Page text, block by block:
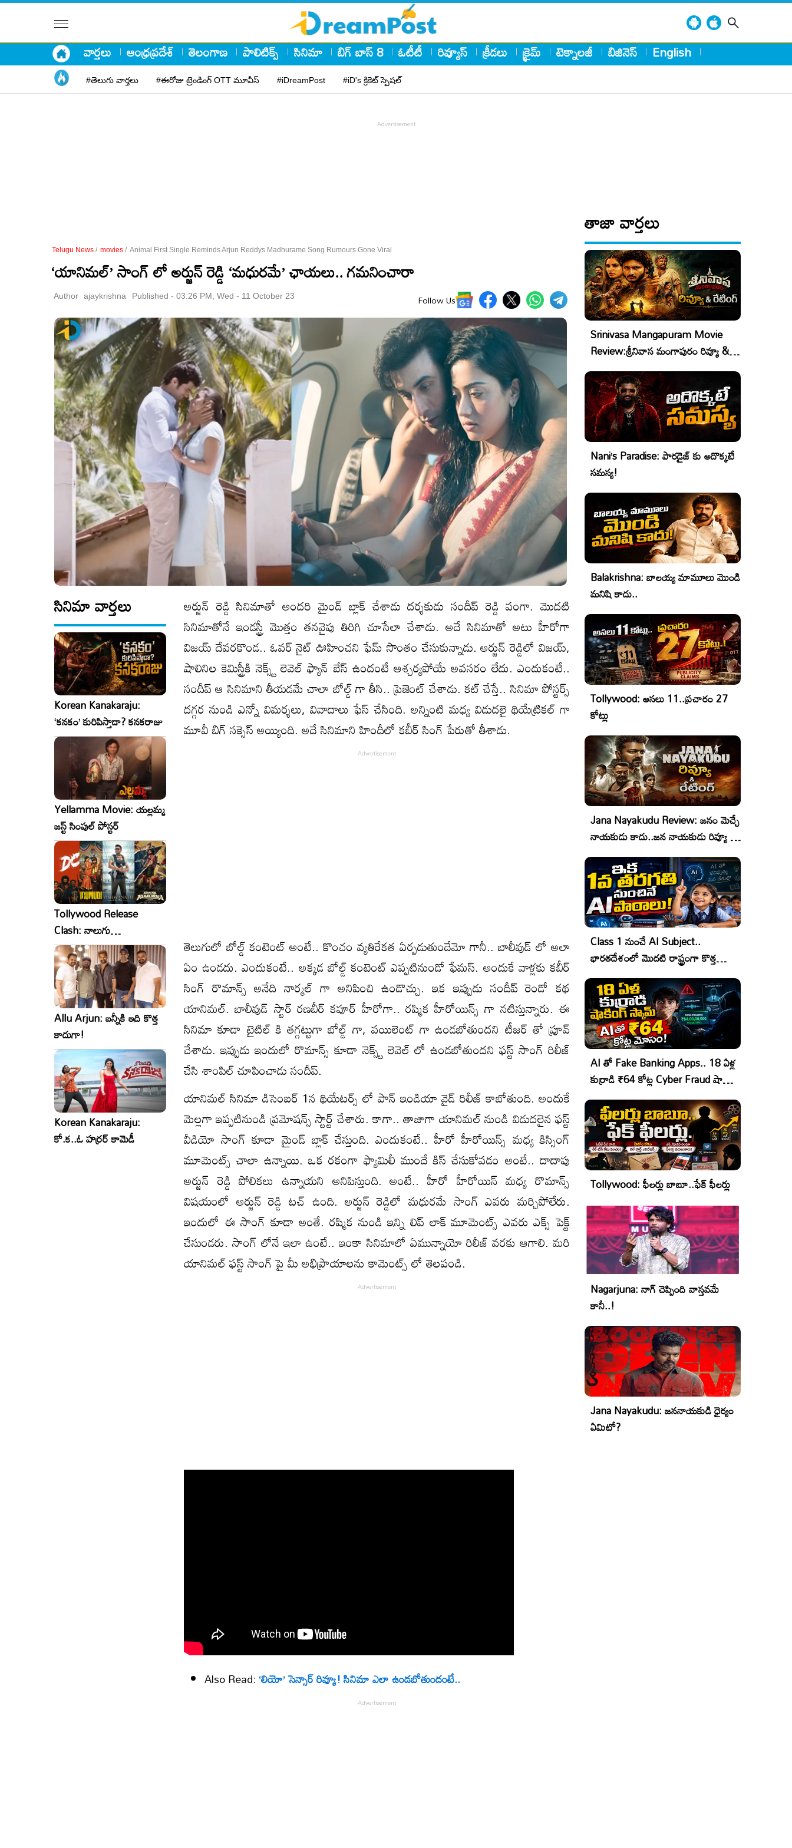
వార్తలు ఆంధ్రప్రదేశ్ తెలంగాణ పాలిటిక్స్ సినిమా బిగ్ బాస్ 8 ఓటీటీ రివ్యూస్ క్రీడలు క్రైమ్ టెక్నాలజీ బిజినెస్ English
#తెలుగు వార్తలు #ఈరోజు ట్రెండింగ్ OTT మూవీస్ #iDreamPost #iD's క్రికెట్ స్పెషల్
Telugu News / movies / Animal First Single Reminds Arjun Reddys Madhurame Song Rumours Gone Viral
‘యానిమల్’ సాంగ్ లో అర్జున్ రెడ్డి ‘మధురమే’ ఛాయలు.. గమనించారా
Author ajaykrishna Published - 03:26 PM, Wed - 11 October 23 Follow Us
సినిమా వార్తలు
Korean Kanakaraju:
‘కనకం’ కురిపిస్తాడా? కనకరాజు
Yellamma Movie: యల్లమ్మ
జస్ట్ సింపుల్ పోస్టర్
Tollywood Release
Clash: నాలుగు
సినిమాలు..ఒకేసారి..ఎందుకో?
Allu Arjun: బన్నీకి ఇది కొత్త
కాదుగా!
Korean Kanakaraju:
కో.క..ఓ హర్రర్ కామెడీ
అర్జున్ రెడ్డి సినిమాతో అందరి మైండ్ బ్లాక్ చేశాడు దర్శకుడు సందీప్ రెడ్డి వంగా. మొదటి
సినిమాతోనే ఇండస్ట్రీ మొత్తం తనవైపు తిరిగి చూసేలా చేశాడు. అదే సినిమాతో అటు హీరోగా
విజయ్ దేవరకొండ.. ఓవర్ నైట్ ఊహించని ఫేమ్ సొంతం చేసుకున్నాడు. అర్జున్ రెడ్డిలో విజయ్,
షాలినిల కెమిస్ట్రీకి నెక్స్ట్ లెవెల్ ఫ్యాన్ బేస్ ఉందంటే ఆశ్చర్యపోయే అవసరం లేదు. ఎందుకంటే..
సందీప్ ఆ సినిమాని తీయడమే చాలా బోల్డ్ గా తీసి.. ప్రెజెంట్ చేశాడు. కట్ చేస్తే.. సినిమా పోస్టర్స్
దగ్గర నుండి ఎన్నో విమర్శలు, వివాదాలు ఫేస్ చేసింది. అన్నింటి మధ్య విడుదలై థియేట్రికల్ గా
మూవీ బిగ్ సక్సెస్ అయ్యింది. అదే సినిమాని హిందీలో కబీర్ సింగ్ పేరుతో తీశాడు.
తెలుగులో బోల్డ్ కంటెంట్ అంటే.. కొంచం వ్యతిరేకత ఏర్పడుతుందేమో గానీ.. బాలీవుడ్ లో అలా
ఏం ఉండదు. ఎందుకంటే.. అక్కడ బోల్డ్ కంటెంట్ ఎప్పటినుండో ఫేమస్. అందుకే వాళ్లకు కబీర్
సింగ్ రొమాన్స్ అనేది నార్మల్ గా అనిపించి ఉండొచ్చు. ఇక ఇప్పుడు సందీప్ రెండో కథ
యానిమల్. బాలీవుడ్ స్టార్ రణబీర్ కపూర్ హీరోగా.. రష్మిక హీరోయిన్స్ గా నటిస్తున్నారు. ఈ
సినిమా కూడా టైటిల్ కి తగ్గట్టుగా బోల్డ్ గా, వయిలెంట్ గా ఉండబోతుందని టీజర్ తో ప్రూవ్
చేశాడు. ఇప్పుడు ఇందులో రొమాన్స్ కూడా నెక్స్ట్ లెవెల్ లో ఉండబోతుందని ఫస్ట్ సాంగ్ రిలీజ్
చేసి శాంపిల్ చూపించాడు సందీప్.
యానిమల్ సినిమా డిసెంబర్ 1న థియేటర్స్ లో పాన్ ఇండియా వైడ్ రిలీజ్ కాబోతుంది. అందుకే
మెల్లగా ఇప్పటినుండి ప్రమోషన్స్ స్టార్ట్ చేశారు. కాగా.. తాజాగా యానిమల్ నుండి విడుదలైన ఫస్ట్
వీడియో సాంగ్ కూడా మైండ్ బ్లాక్ చేస్తుంది. ఎందుకంటే.. హీరో హీరోయిన్స్ మధ్య కిస్సింగ్
మూమెంట్స్ చాలా ఉన్నాయి. ఒక రకంగా ఫ్యామిలీ ముందే కిస్ చేసుకోవడం అంటే.. దాదాపు
అర్జున్ రెడ్డి పోలికలు ఉన్నాయని అనిపిస్తుంది. అంటే.. హీరో హీరోయిన్ మధ్య రొమాన్స్
విషయంలో అర్జున్ రెడ్డి టచ్ ఉంది. అర్జున్ రెడ్డిలో మధురమే సాంగ్ ఎవరు మర్చిపోలేరు.
ఇందులో ఈ సాంగ్ కూడా అంతే. రష్మిక నుండి ఇన్ని లిప్ లాక్ మూమెంట్స్ ఎవరు ఎక్స్ పెక్ట్
చేసుండరు. సాంగ్ లోనే ఇలా ఉంటే.. ఇంకా సినిమాలో ఏమున్నాయో రిలీజ్ వరకు ఆగాలి. మరి
యానిమల్ ఫస్ట్ సాంగ్ పై మీ అభిప్రాయాలను కామెంట్స్ లో తెలపండి.
Also Read:‘లియో’ సెన్సార్ రివ్యూ! సినిమా ఎలా ఉండబోతుందంటే..
తాజా వార్తలు
Srinivasa Mangapuram Movie
Review:శ్రీనివాస మంగాపురం రివ్యూ &
రేటింగ్
Nani’s Paradise: పారడైజ్ కు అదొక్కటే
సమస్య!
Balakrishna: బాలయ్య మామూలు మొండి
మనిషి కాదు..
Tollywood: అసలు 11..ప్రచారం 27
కోట్లు
Jana Nayakudu Review: జనం మెచ్చే
నాయకుడు కాదు..జన నాయకుడు రివ్యూ &
రేటింగ్!
Class 1 నుంచే AI Subject..
భారతదేశంలో మొదటి రాష్ట్రంగా కొత్త
చరిత్ర!
AI తో Fake Banking Apps.. 18 ఏళ్ల
కుర్రాడి ₹64 కోట్ల Cyber Fraud షాకింగ్
ఆపరేషన్!
Tollywood: ఫీలర్లు బాబూ..ఫేక్ ఫీలర్లు
Nagarjuna: నాగ్ చెప్పింది వాస్తవమే
కానీ..!
Jana Nayakudu: జననాయకుడి ధైర్యం
ఏమిటో?